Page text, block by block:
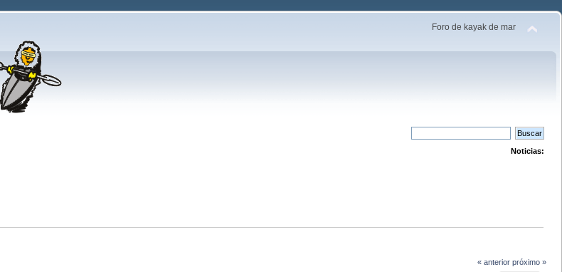
Foro de kayak de mar
Noticias:
« anterior próximo »